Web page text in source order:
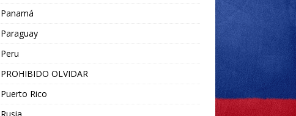
Panamá
Paraguay
Peru
PROHIBIDO OLVIDAR
Puerto Rico